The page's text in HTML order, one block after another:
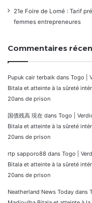
21e Foire de Lomé : Tarif
femmes entrepreneures
Commentaires
Pupuk cair terbaik dans Togo |
Bitala et atteinte à la sûreté
20ans de prison
国債残高 現在 dans Togo |
Bitala et atteinte à la sûreté
20ans de prison
rtp sapporo88 dans Togo |
Bitala et atteinte à la sûreté
20ans de prison
Neatherland News Today dans